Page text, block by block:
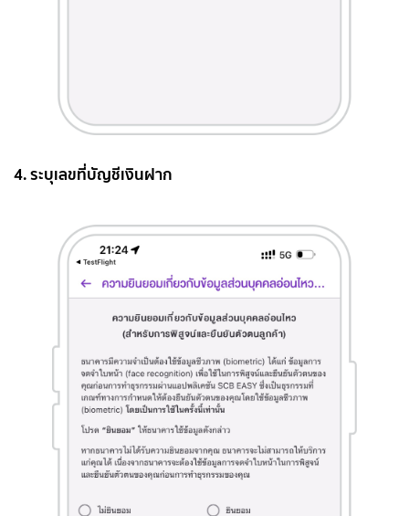
4. ระบุเลขที่บัญชีเงินฝาก